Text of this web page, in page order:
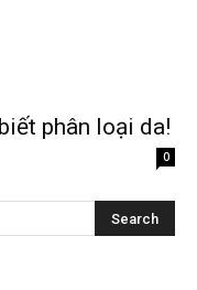
phân loại da!
0